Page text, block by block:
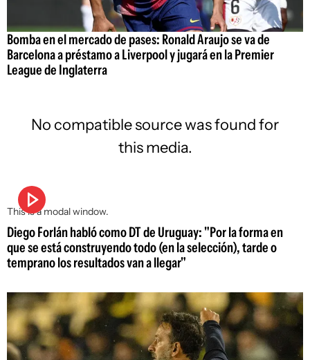
Bomba en el mercado de pases: Ronald Araujo se va de
Barcelona a préstamo a Liverpool y jugará en la Premier
League de Inglaterra
This is a modal window.
No compatible source was found for
this media.
Diego Forlán habló como DT de Uruguay: "Por la forma en
que se está construyendo todo (en la selección), tarde o
temprano los resultados van a llegar"